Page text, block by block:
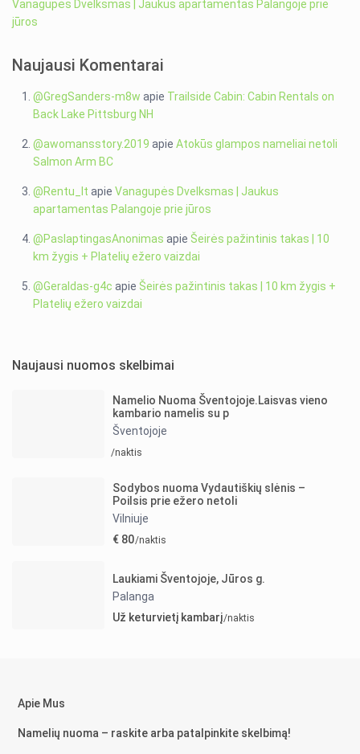
Vanagupės Dvelksmas | Jaukus apartamentas Palangoje prie
jūros
Naujausi Komentarai
@GregSanders-m8w apie Trailside Cabin: Cabin Rentals on
Back Lake Pittsburg NH
@awomansstory.2019 apieAtokūs glampos nameliai netoli
Salmon Arm BC
@Rentu_lt apieVanagupės Dvelksmas | Jaukus
apartamentas Palangoje prie jūros
@PaslaptingasAnonimas apie Šeirės pažintinis takas | 10
km žygis + Platelių ežero vaizdai
@Geraldas-g4c apie Šeirės pažintinis takas | 10 km žygis +
Platelių ežero vaizdai
Naujausi nuomos skelbimai
Namelio Nuoma Šventojoje.Laisvas vieno
kambario namelis su p
Šventojoje
/naktis
Sodybos nuoma Vydautiškių slėnis –
Poilsis prie ežero netoli
Vilniuje
€ 80/naktis
Laukiami Šventojoje, Jūros g.
Palanga
Už keturvietį kambarį/naktis
Apie Mus
Namelių nuoma – raskite arba patalpinkite skelbimą!